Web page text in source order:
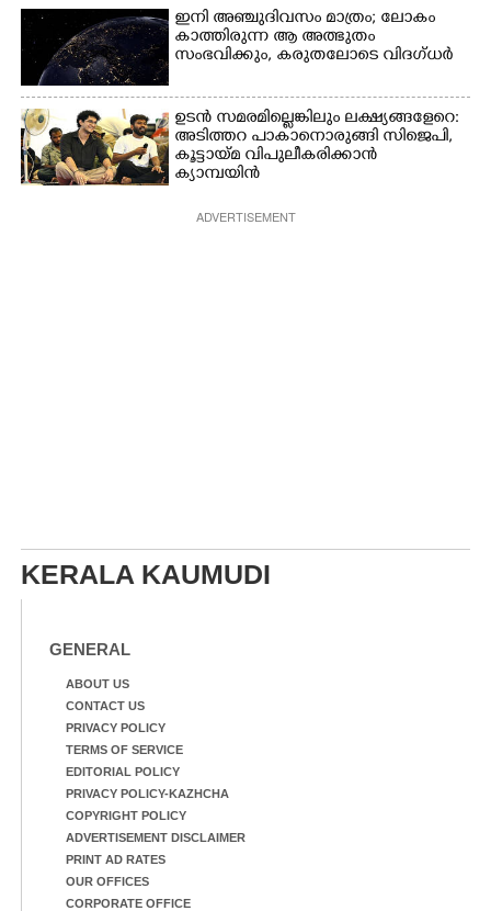
ഇനി അഞ്ചുദിവസം മാത്രം; ലോകം
കാത്തിരുന്ന ആ അത്ഭുതം
സംഭവിക്കും, കരുതലോടെ വിദഗ്ധർ
ഉടൻ സമരമില്ലെങ്കിലും ലക്ഷ്യങ്ങളേറെ:
അടിത്തറ പാകാനൊരുങ്ങി സിജെപി,​
കൂട്ടായ്മ വിപുലീകരിക്കാൻ
ക്യാമ്പയിൻ
ADVERTISEMENT
KERALA KAUMUDI
GENERAL
ABOUT US
CONTACT US
PRIVACY POLICY
TERMS OF SERVICE
EDITORIAL POLICY
PRIVACY POLICY-KAZHCHA
COPYRIGHT POLICY
ADVERTISEMENT DISCLAIMER
PRINT AD RATES
OUR OFFICES
CORPORATE OFFICE